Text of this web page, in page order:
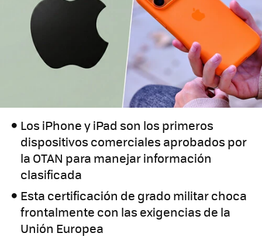
Los iPhone y iPad son los primeros
dispositivos comerciales aprobados por
la OTAN para manejar información
clasificada
Esta certificación de grado militar choca
frontalmente con las exigencias de la
Unión Europea